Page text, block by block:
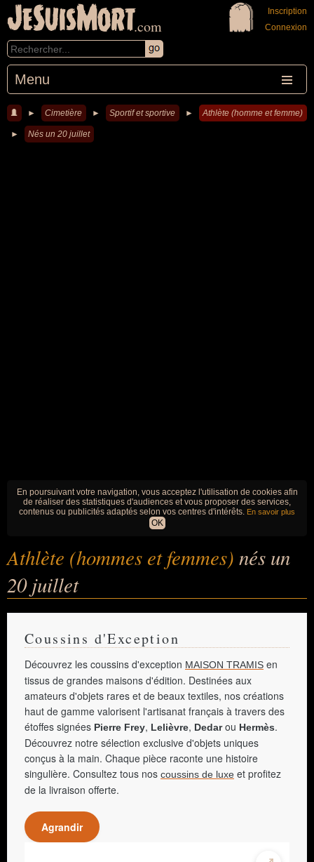
JeSuisMort.com
Menu
Inscription
Connexion
► Cimetière ► Sportif et sportive ► Athlète (homme et femme)
► Nés un 20 juillet
En poursuivant votre navigation, vous acceptez l'utilisation de cookies afin
de réaliser des statistiques d'audiences et vous proposer des services,
contenus ou publicités adaptés selon vos centres d'intérêts. En savoir plus
OK
Athlète (hommes et femmes) nés un
20 juillet
Coussins d'Exception
Découvrez les coussins d'exception MAISON TRAMIS en
tissus de grandes maisons d'édition. Destinées aux
amateurs d'objets rares et de beaux textiles, nos créations
haut de gamme valorisent l'artisanat français à travers des
étoffes signées Pierre Frey, Lelièvre, Dedarou Hermès.
Découvrez notre sélection exclusive d'objets uniques
conçus à la main. Chaque pièce raconte une histoire
singulière. Consultez tous nos coussins de luxe et profitez
de la livraison offerte.
Agrandir